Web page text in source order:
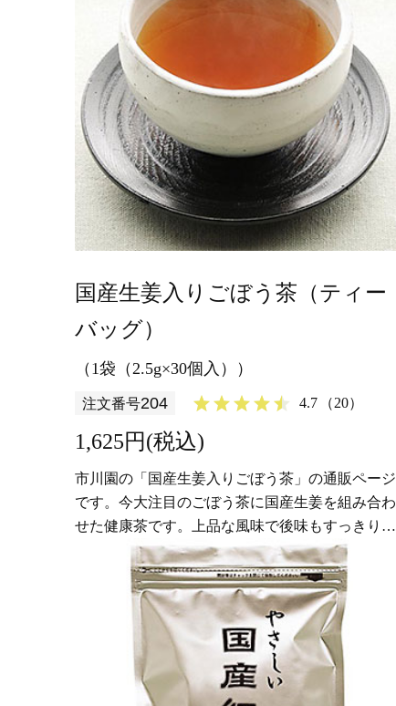
国産生姜入りごぼう茶（ティー
バッグ）
（1袋（2.5g×30個入））
注文番号204 4.7 （20）
1,625円(税込)
市川園の「国産生姜入りごぼう茶」の通販ページ
です。今大注目のごぼう茶に国産生姜を組み合わ
せた健康茶です。上品な風味で後味もすっきり、
おいしくいただけます。